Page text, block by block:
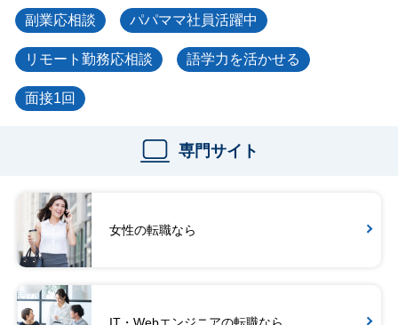
副業応相談 パパママ社員活躍中
リモート勤務応相談 語学力を活かせる
面接1回
専門サイト
女性の転職なら
IT・Webエンジニアの転職なら